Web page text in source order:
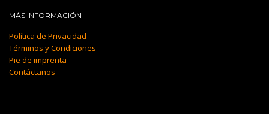
MÁS INFORMACIÓN
Política de Privacidad
Términos y Condiciones
Pie de imprenta
Contáctanos